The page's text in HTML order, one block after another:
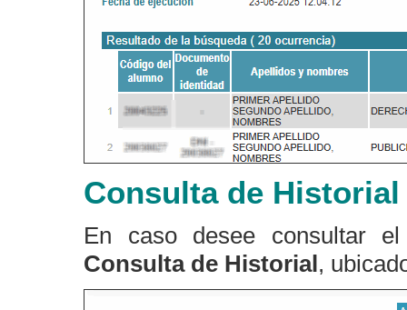
Consulta de Historial
En caso desee consultar
Consulta de Historial,